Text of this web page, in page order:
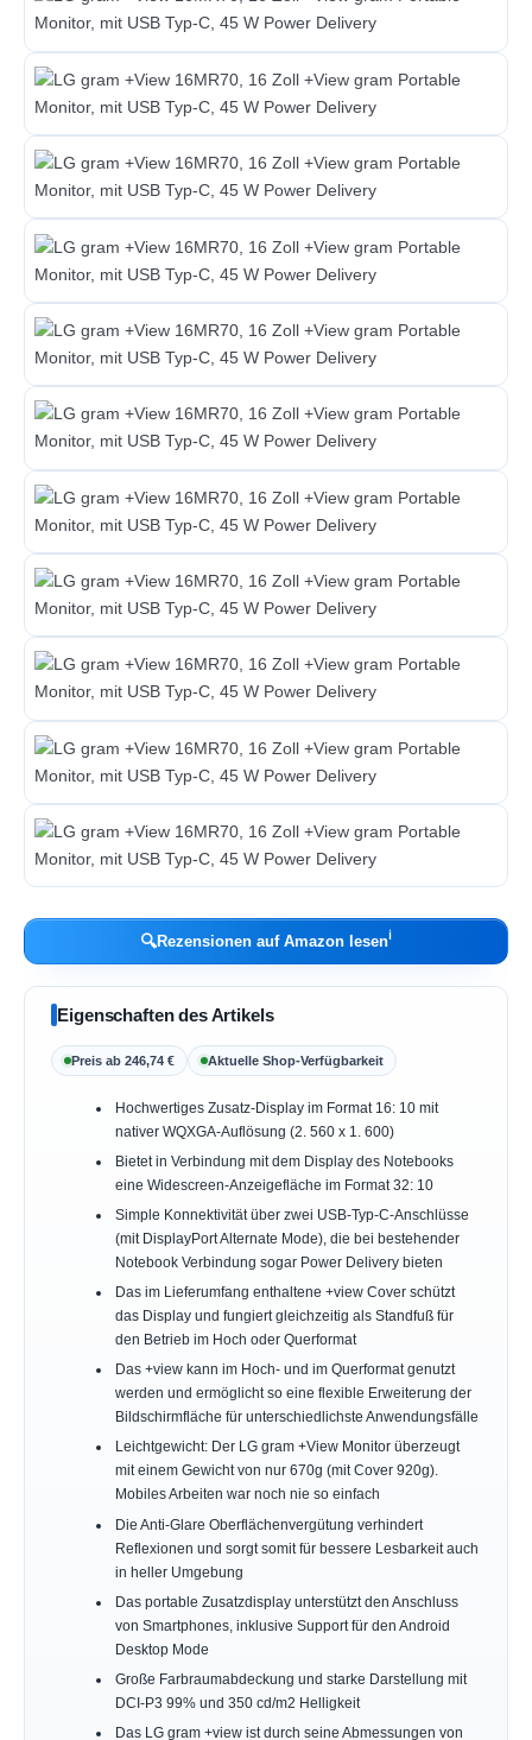
🔍Rezensionen auf Amazon lesenℹ︎
Eigenschaften des Artikels
Preis ab 246,74 € Aktuelle Shop-Verfügbarkeit
Hochwertiges Zusatz-Display im Format 16: 10 mit
nativer WQXGA-Auflösung (2. 560 x 1. 600)
Bietet in Verbindung mit dem Display des Notebooks
eine Widescreen-Anzeigefläche im Format 32: 10
Simple Konnektivität über zwei USB-Typ-C-Anschlüsse
(mit DisplayPort Alternate Mode), die bei bestehender
Notebook Verbindung sogar Power Delivery bieten
Das im Lieferumfang enthaltene +view Cover schützt
das Display und fungiert gleichzeitig als Standfuß für
den Betrieb im Hoch oder Querformat
Das +view kann im Hoch- und im Querformat genutzt
werden und ermöglicht so eine flexible Erweiterung der
Bildschirmfläche für unterschiedlichste Anwendungsfälle
Leichtgewicht: Der LG gram +View Monitor überzeugt
mit einem Gewicht von nur 670g (mit Cover 920g).
Mobiles Arbeiten war noch nie so einfach
Die Anti-Glare Oberflächenvergütung verhindert
Reflexionen und sorgt somit für bessere Lesbarkeit auch
in heller Umgebung
Das portable Zusatzdisplay unterstützt den Anschluss
von Smartphones, inklusive Support für den Android
Desktop Mode
Große Farbraumabdeckung und starke Darstellung mit
DCI-P3 99% und 350 cd/m2 Helligkeit
Das LG gram +view ist durch seine Abmessungen von